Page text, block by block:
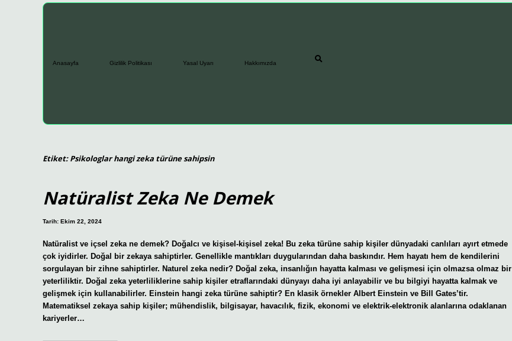
Anasayfa Gizlilik Politikası Yasal Uyarı Hakkımızda
Etiket:Psikologlar hangi zeka türüne sahipsin
Natüralist Zeka Ne Demek
Tarih: Ekim 22, 2024
Natüralist ve içsel zeka ne demek? Doğalcı ve kişisel-kişisel zeka! Bu zeka türüne sahip kişiler dünyadaki canlıları ayırt etmede
çok iyidirler. Doğal bir zekaya sahiptirler. Genellikle mantıkları duygularından daha baskındır. Hem hayatı hem de kendilerini
sorgulayan bir zihne sahiptirler. Naturel zeka nedir? Doğal zeka, insanlığın hayatta kalması ve gelişmesi için olmazsa olmaz bir
yeterliliktir. Doğal zeka yeterliliklerine sahip kişiler etraflarındaki dünyayı daha iyi anlayabilir ve bu bilgiyi hayatta kalmak ve
gelişmek için kullanabilirler. Einstein hangi zeka türüne sahiptir? En klasik örnekler Albert Einstein ve Bill Gates’tir.
Matematiksel zekaya sahip kişiler; mühendislik, bilgisayar, havacılık, fizik, ekonomi ve elektrik-elektronik alanlarına odaklanan
kariyerler…